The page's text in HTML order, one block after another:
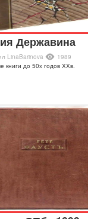
Державина
LinaBarinova
1989
книги до 50х годов ХХв.